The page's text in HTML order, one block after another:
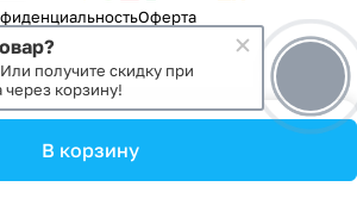
В корзину
Оферта
Или получите скидку при
корзину!